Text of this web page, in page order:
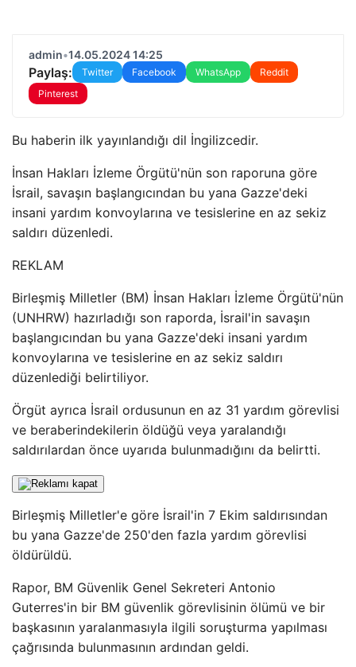
admin•14.05.2024 14:25
Paylaş: Twitter Facebook WhatsApp
Reddit
Pinterest
Bu haberin ilk yayınlandığı dil İngilizcedir.
İnsan Hakları İzleme Örgütü'nün son raporuna göre
İsrail, savaşın başlangıcından bu yana Gazze'deki
insani yardım konvoylarına ve tesislerine en az sekiz
saldırı düzenledi.
REKLAM
Birleşmiş Milletler (BM) İnsan Hakları İzleme Örgütü'nün
(UNHRW) hazırladığı son raporda, İsrail'in savaşın
başlangıcından bu yana Gazze'deki insani yardım
konvoylarına ve tesislerine en az sekiz saldırı
düzenlediği belirtiliyor.
Örgüt ayrıca İsrail ordusunun en az 31 yardım görevlisi
ve beraberindekilerin öldüğü veya yaralandığı
saldırılardan önce uyarıda bulunmadığını da belirtti.
Birleşmiş Milletler'e göre İsrail'in 7 Ekim saldırısından
bu yana Gazze'de 250'den fazla yardım görevlisi
öldürüldü.
Rapor, BM Güvenlik Genel Sekreteri Antonio
Guterres'in bir BM güvenlik görevlisinin ölümü ve bir
başkasının yaralanmasıyla ilgili soruşturma yapılması
çağrısında bulunmasının ardından geldi.